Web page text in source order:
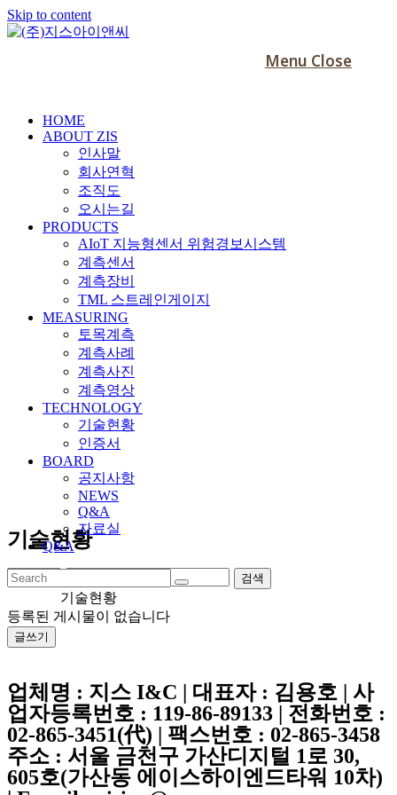
Skip to content
Menu Close
HOME
ABOUT ZIS
인사말
회사연혁
조직도
오시는길
PRODUCTS
AIoT 지능형센서 위험경보시스템
계측센서
계측장비
TML 스트레인게이지
MEASURING
토목계측
계측사례
계측사진
계측영상
TECHNOLOGY
기술현황
인증서
BOARD
공지사항
NEWS
Q&A
자료실
Q&A
기술현황
검색
기술현황
등록된 게시물이 없습니다
글쓰기
업체명 : 지스 I&C | 대표자 : 김용호 | 사
업자등록번호 : 119-86-89133 | 전화번호 :
02-865-3451(代) | 팩스번호 : 02-865-3458
주소 : 서울 금천구 가산디지털 1로 30,
605호(가산동 에이스하이엔드타워 10차)